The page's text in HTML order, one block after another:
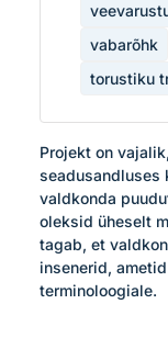
vabarõhk
torustiku
Projekt on
seadusandluses
valdkonda
oleksid üheselt
tagab, et
insenerid,
terminoloogiale.